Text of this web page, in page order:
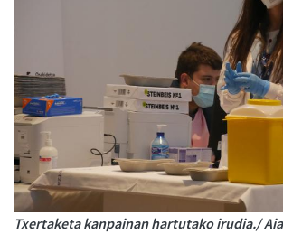
Txertaketa kanpainan hartutako irudia./